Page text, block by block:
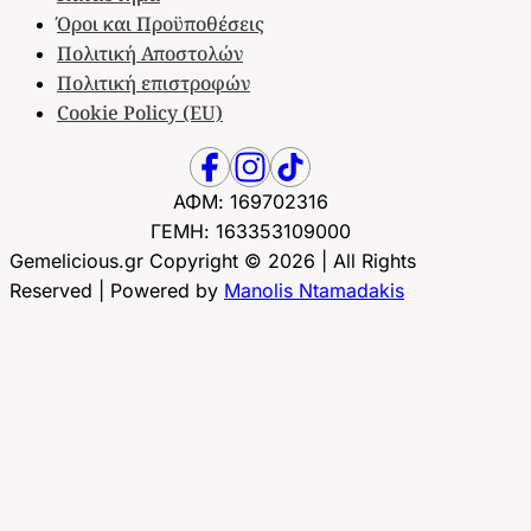
Όροι και Προϋποθέσεις
Πολιτική Αποστολών
Πολιτική επιστροφών
Cookie Policy (EU)
ΑΦΜ: 169702316
ΓΕΜΗ: 163353109000
Gemelicious.gr Copyright © 2026 | All Rights
Reserved | Powered by Manolis Ntamadakis